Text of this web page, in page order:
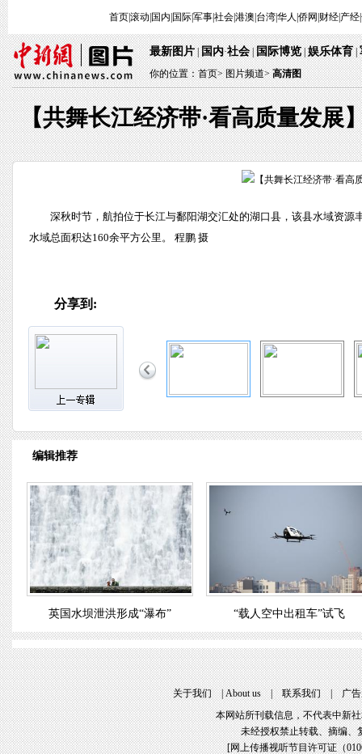
首页|滚动 国内 国际|军事|社会|港澳 台湾|华人 侨网 财经| 产经|
最新图片|国内·社会|国际博览|娱乐体育 |
你的位置：首页>图片频道> 高清图
【共舞长江经济带·看高质量发展
深秋时节，航拍位于长江与鄱阳湖交汇处的湖口县，该县水域资
水域总面积达160余平方公里。 程鹏 摄
分享到:
编辑推荐
英国水坝泄洪形成“瀑布” “载人空中出租车”试飞
关于我们|About us|联系我们|广
本网站所刊载信息，不代表中新
未经授权禁止转载、摘编、
[网上传播视听节目许可证（